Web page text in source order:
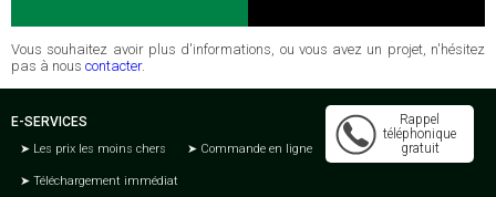
Vous souhaitez avoir plus d'informations, ou vous avez un projet, n'hésitez
pas à nous contacter.
Rappel
téléphonique
gratuit
E-SERVICES
Les prix les moins chers Commande en ligne
Téléchargement immédiat